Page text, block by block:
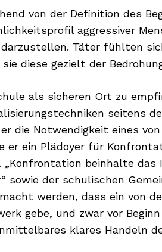
von der Definition des
aggressiver
Täter fühlten
sie diese gezielt der
als sicheren Ort zu
seitens
die Notwendigkeit eines
er ein Plädoyer für
„Konfrontation beinhalte
sowie der schulischen
werden, dass ein von
gebe, und zwar vor
klares Handeln